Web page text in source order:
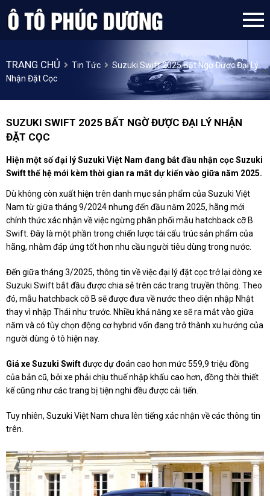
TRANG CHỦ Tin Tức
Suzuki Swift 2025 Bất Ngờ Được Đại Lý
Nhận Đặt Cọc
SUZUKI SWIFT 2025 BẤT NGỜ ĐƯỢC ĐẠI LÝ NHẬN
ĐẶT CỌC
Hiện một số đại lý Suzuki Việt Nam đang bắt đầu nhận cọc Suzuki
Swift thế hệ mới kèm thời gian ra mắt dự kiến vào giữa năm 2025.
Dù không còn xuất hiện trên danh mục sản phẩm của Suzuki Việt
Nam từ giữa tháng 9/2024 nhưng đến đầu năm 2025, hãng mới
chính thức xác nhận về việc ngừng phân phối mẫu hatchback cỡ B
Swift. Đây là một phần trong chiến lược tái cấu trúc sản phẩm của
hãng, nhằm đáp ứng tốt hơn nhu cầu người tiêu dùng trong nước.
Đến giữa tháng 3/2025, thông tin về việc đại lý đặt cọc trở lại dòng xe
Suzuki Swift bắt đầu được chia sẻ trên các trang truyền thông. Theo
đó, mẫu hatchback cỡ B sẽ được đưa về nước theo diện nhập Nhật
thay vì nhập Thái như trước. Nhiều khả năng xe sẽ ra mắt vào giữa
năm và có tùy chọn động cơ hybrid vốn đang trở thành xu hướng của
người dùng ô tô hiện nay.
Giá xe Suzuki Swiftđược dự đoán cao hơn mức 559,9 triệu đồng
của bản cũ, bởi xe phải chịu thuế nhập khẩu cao hơn, đồng thời thiết
kế cũng như các trang bị tiện nghi đều được cải tiến.
Tuy nhiên, Suzuki Việt Nam chưa lên tiếng xác nhận về các thông tin
trên.